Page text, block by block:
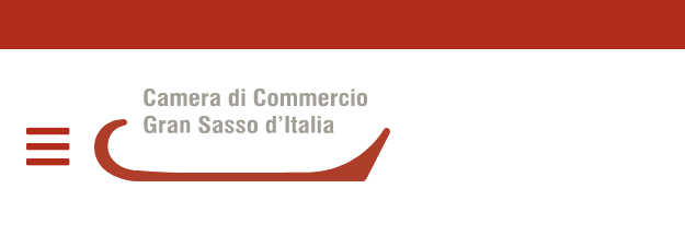
Vai al Contenuto principale della pagina
Vai al footer
Camera di Commercio Gran Sasso d'Italia